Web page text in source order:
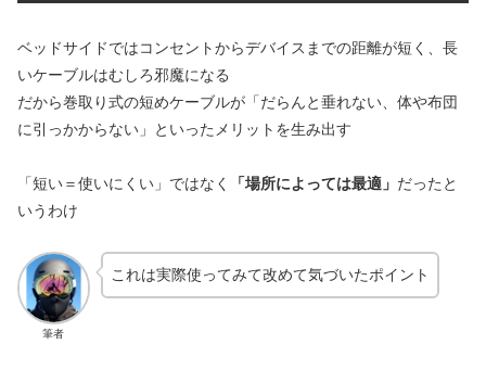
ベッドサイドではコンセントからデバイスまでの距離が短く、長
いケーブルはむしろ邪魔になる
だから巻取り式の短めケーブルが「だらんと垂れない、体や布団
に引っかからない」といったメリットを生み出す
「短い＝使いにくい」ではなく 「場所によっては最適」 だったと
いうわけ
筆者
これは実際使ってみて改めて気づいたポイント